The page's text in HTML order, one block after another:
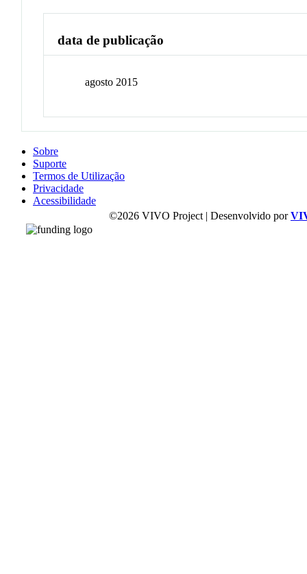
data de publicação
agosto 2015
Sobre
Suporte
Termos de Utilização
Privacidade
Acessibilidade
©2026 VIVO Project | Desenvolvido por